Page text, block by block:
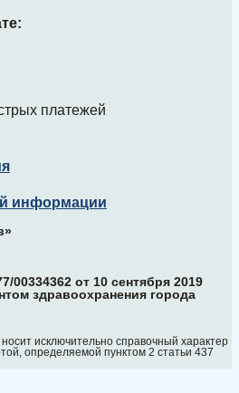
информации
00334362 от 10 сентября 2019
здравоохранения города
исключительно справочный характер
определяемой пунктом 2 статьи 437